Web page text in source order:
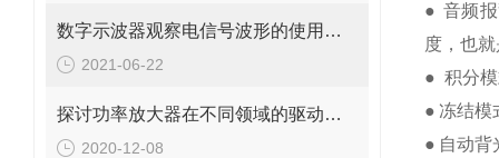
数字示波器观察电信号波形的使用步骤讲解
2021-06-22
探讨功率放大器在不同领域的驱动测试应用
2020-12-08
● 音频
度，也
● 积分模
● 冻结模
● 自动背